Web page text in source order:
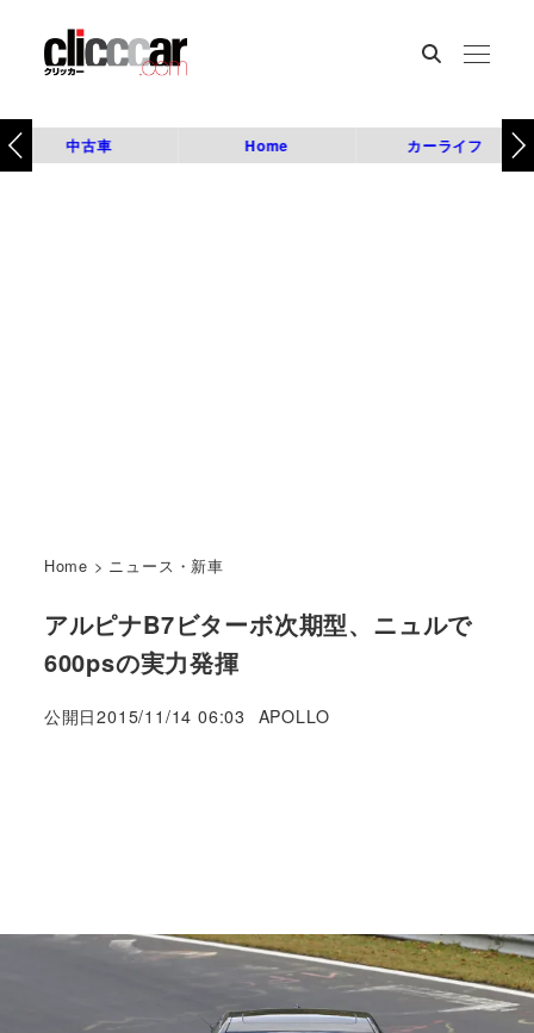
中古車 Home カーライフ
Home > ニュース・新車
アルピナB7ビターボ次期型、ニュルで
600psの実力発揮
公開日2015/11/14 06:03
著
APOLLO